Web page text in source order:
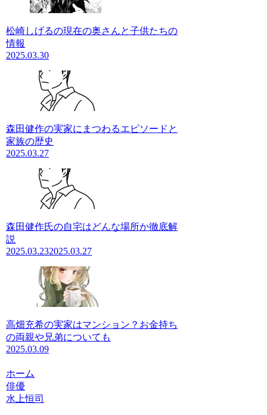
松崎しげるの現在の奥さんと子供たちの
情報
2025.03.30
森田健作の実家にまつわるエピソードと
家族の歴史
2025.03.27
森田健作氏の自宅はどんな場所か徹底解
説
2025.03.232025.03.27
高畑充希の実家はマンション？お金持ち
の両親や兄弟についても
2025.03.09
ホーム
俳優
水上恒司